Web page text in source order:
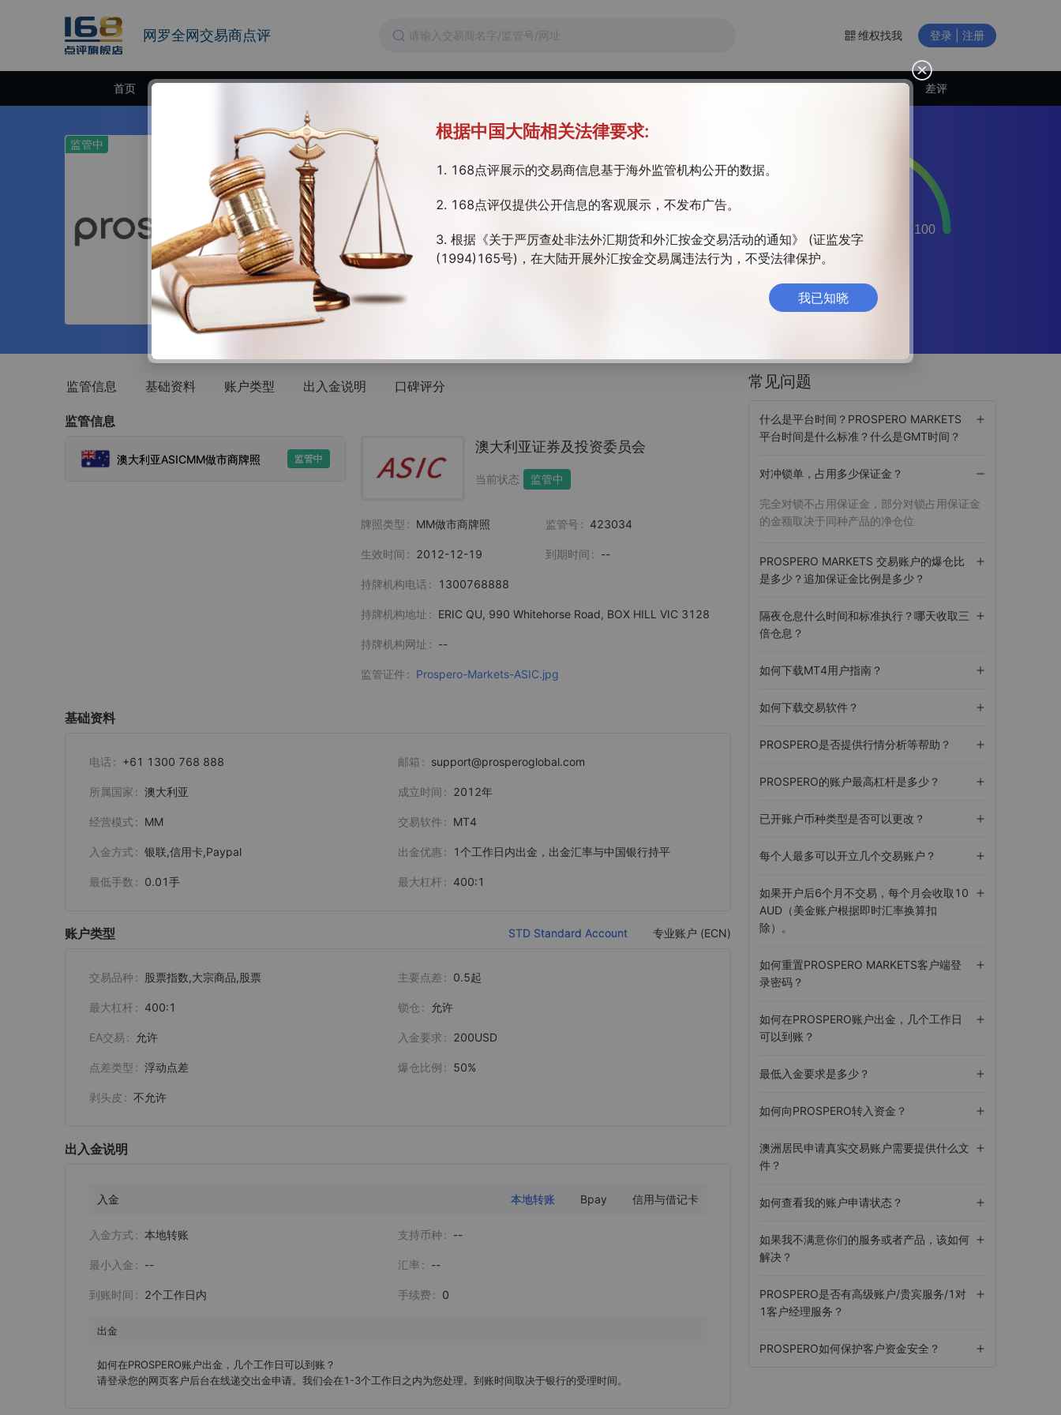
网罗全网交易商点评 维权找我 登录 | 注册
首页 差评
监管中 Prospero Markets浦华证券
10-15年 | 澳大利亚监管 | 全牌照(MM) | 主标MT4/5
Prospero浦华证券是澳洲以及亚太地区领先的外汇及其他金融产品经纪商（FSA金融服务管
理局公司注册信息： 533LLCA2020），致力于为投资者打造最安全的交易环境，最便捷的
出入金体系，以及极具流动性的市场报价。
官网
交易软件
监管信息 基础资料 账户类型 出入金说明 口碑评分
监管信息
澳大利亚ASICMM做市商牌照 监管中
澳大利亚证券及投资委员会
当前状态 监管中
牌照类型 MM做市商牌照 监管号 423034
生效时间 2012-12-19 到期时间 --
持牌机构电话 1300768888
持牌机构地址 ERIC QU, 990 Whitehorse Road, BOX HILL VIC 3128
持牌机构网址 --
监管证件 Prospero-Markets-ASIC.jpg
基础资料
电话 +61 1300 768 888 邮箱 support@prosperoglobal.com
所属国家 澳大利亚 成立时间 2012年
经营模式 MM 交易软件 MT4
入金方式 银联,信用卡,Paypal 出金优惠 1个工作日内出金，出金汇率与中国银行持平
最低手数 0.01手 最大杠杆 400:1
账户类型 STD Standard Account 专业账户 (ECN)
交易品种 股票指数,大宗商品,股票 主要点差 0.5起
最大杠杆 400:1 锁仓 允许
EA交易 允许 入金要求 200USD
点差类型 浮动点差 爆仓比例 50%
剥头皮 不允许
出入金说明
入金 本地转账 Bpay 信用与借记卡
入金方式 本地转账 支持币种 --
最小入金 -- 汇率 --
到账时间 2个工作日内 手续费 0
出金
如何在PROSPERO账户出金，几个工作日可以到账？
请登录您的网页客户后台在线递交出金申请。我们会在1-3个工作日之内为您处理。到账时间取决于银行的受理时间。
常见问题
什么是平台时间？PROSPERO MARKETS
平台时间是什么标准？什么是GMT时间？
对冲锁单，占用多少保证金？
完全对锁不占用保证金，部分对锁占用保证金
的金额取决于同种产品的净仓位
PROSPERO MARKETS 交易账户的爆仓比
是多少？追加保证金比例是多少？
隔夜仓息什么时间和标准执行？哪天收取三
倍仓息？
如何下载MT4用户指南？
如何下载交易软件？
PROSPERO是否提供行情分析等帮助？
PROSPERO的账户最高杠杆是多少？
已开账户币种类型是否可以更改？
每个人最多可以开立几个交易账户？
如果开户后6个月不交易，每个月会收取10
AUD（美金账户根据即时汇率换算扣
除）。
如何重置PROSPERO MARKETS客户端登
录密码？
如何在PROSPERO账户出金，几个工作日
可以到账？
最低入金要求是多少？
如何向PROSPERO转入资金？
澳洲居民申请真实交易账户需要提供什么文
件？
如何查看我的账户申请状态？
如果我不满意你们的服务或者产品，该如何
解决？
PROSPERO是否有高级账户/贵宾服务/1对
1客户经理服务？
PROSPERO如何保护客户资金安全？
根据中国大陆相关法律要求:
1. 168点评展示的交易商信息基于海外监管机构公开的数据。
2. 168点评仅提供公开信息的客观展示，不发布广告。
3. 根据《关于严厉查处非法外汇期货和外汇按金交易活动的通知》 (证监发字
(1994)165号)，在大陆开展外汇按金交易属违法行为，不受法律保护。
我已知晓